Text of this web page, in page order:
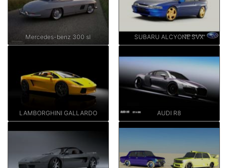
Mercedes-benz 300 sl SUBARU ALCYONE SVX
LAMBORGHINI GALLARDO AUDI R8